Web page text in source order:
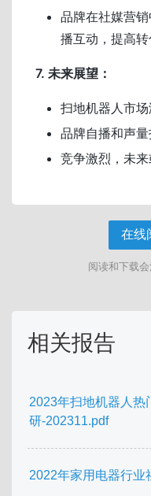
品牌在社媒营
播互动，提高转
7. 未来展望：
扫地机器人市
品牌自播和声量
竞争激烈，未来
在线
阅读和下载
相关报告
2023年扫地机器人热
研-202311.pdf
2022年家用电器行业